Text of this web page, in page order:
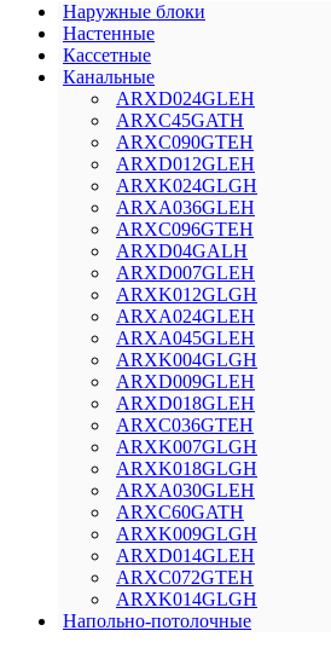
Наружные блоки
Настенные
Кассетные
Канальные
ARXD024GLEH
ARXC45GATH
ARXC090GTEH
ARXD012GLEH
ARXK024GLGH
ARXA036GLEH
ARXC096GTEH
ARXD04GALH
ARXD007GLEH
ARXK012GLGH
ARXA024GLEH
ARXA045GLEH
ARXK004GLGH
ARXD009GLEH
ARXD018GLEH
ARXC036GTEH
ARXK007GLGH
ARXK018GLGH
ARXA030GLEH
ARXC60GATH
ARXK009GLGH
ARXD014GLEH
ARXC072GTEH
ARXK014GLGH
Напольно-потолочные